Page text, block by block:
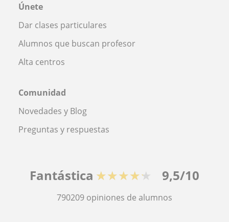
Únete
Dar clases particulares
Alumnos que buscan profesor
Alta centros
Comunidad
Novedades y Blog
Preguntas y respuestas
Fantástica ★★★★★ 9,5/10
790209 opiniones de alumnos